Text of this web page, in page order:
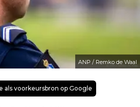
ANP / Remko de Waal
als voorkeursbron op Google